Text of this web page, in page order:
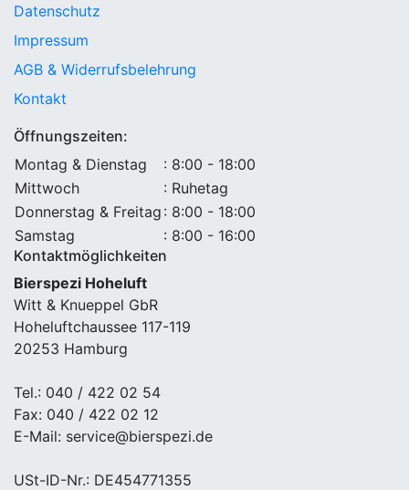
Datenschutz
Impressum
AGB & Widerrufsbelehrung
Kontakt
Öffnungszeiten:
Montag & Dienstag
: 8:00 - 18:00
Mittwoch
: Ruhetag
Donnerstag & Freitag : 8:00 - 18:00
Samstag
: 8:00 - 16:00
Kontaktmöglichkeiten
Bierspezi Hoheluft
Witt & Knueppel GbR
Hoheluftchaussee 117-119
20253 Hamburg
Tel.: 040 / 422 02 54
Fax: 040 / 422 02 12
E-Mail: service@bierspezi.de
USt-ID-Nr.: DE454771355